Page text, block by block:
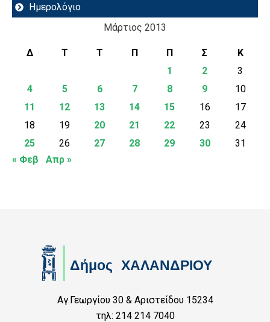
Ημερολόγιο
Μάρτιος 2013
Δ Τ Τ Π Π Σ
Κ
1
2
3
4
5 6 7 8 9
10
11
12 13 14 15 16
17
18
19 20 21 22 23
24
25
26 27 28 29 30
31
« Φεβ
Απρ »
Αγ.Γεωργίου 30 & Αριστείδου 15234
τηλ: 214 214 7040